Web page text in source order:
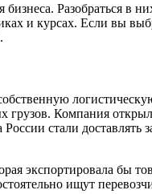
Разобраться в
и курсах. Если вы
грузов. Компания
стали доставлять
экспортировала бы
ищут